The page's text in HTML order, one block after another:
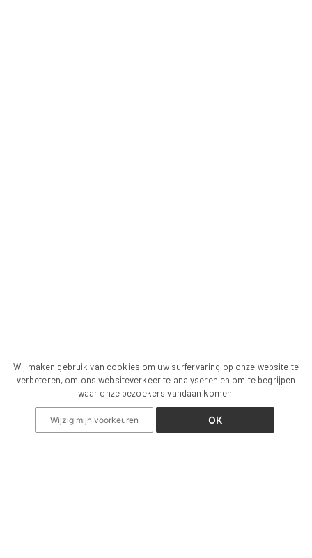
Wij maken gebruik van cookies om uw surfervaring op onze website te
verbeteren, om ons websiteverkeer te analyseren en om te begrijpen
waar onze bezoekers vandaan komen.
OK
Wijzig mijn voorkeuren